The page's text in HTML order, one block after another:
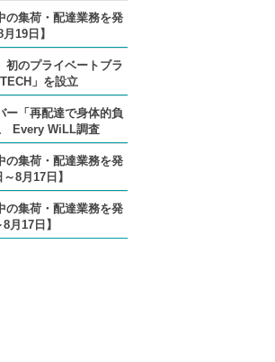
集荷・配達業務を発
19日】
初のプライベートブラ
」を設立
ー「再配達で身体的負
Every WiLL調査
の集荷・配達業務を発
8月17日】
の集荷・配達業務を発
月17日】